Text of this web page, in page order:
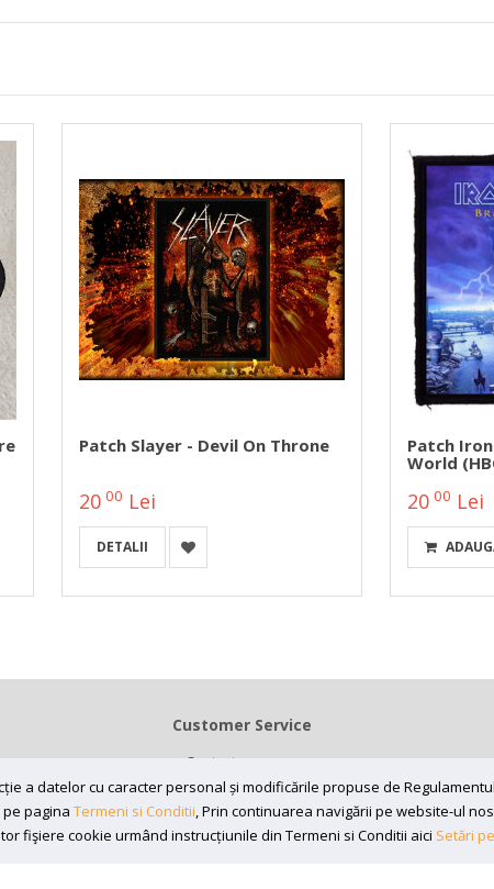
Patch Slayer - Devil On Throne
2000 Lei
DETALII
Patch
World
2000 Lei
a datelor cu caracter personal și modificările propuse de
pagina Termeni si Conditii, Prin continuarea navigării pe website-ul
fişiere cookie urmând instrucțiunile din Termeni si Conditii aici Setări
Customer Service
Contact
Termeni si conditii
Contul meu